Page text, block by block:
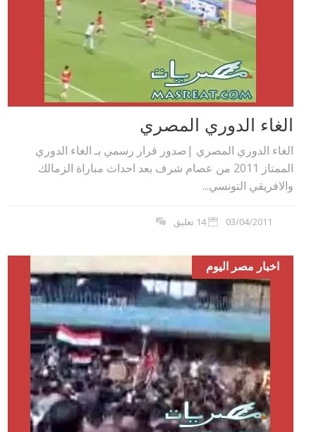
الغاء الدوري المصري
الغاء الدوري المصري |صدور قرار رسمي بـ الغاء الدوري
الممتاز 2011 من عصام شرف بعد احداث مباراة الزمالك
والافريقي التونسي...
03/04/2011 14 تعليق
اخبار مصر اليوم